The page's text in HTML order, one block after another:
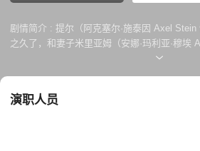
剧情简介 : 提尔（阿克塞尔·施泰因 Axel
之久了，和妻子米里亚姆（安娜·玛利亚·穆埃
的感情也非常的稳定。这15年间，提尔的生活
生活彻底被颠覆了，他所在的银行里发生了抢
演职人员